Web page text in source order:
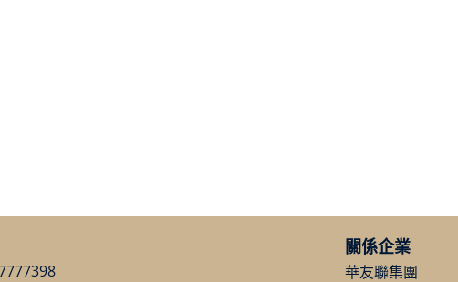
關係企業
華友聯集團